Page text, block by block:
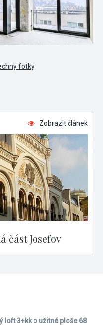
fotky
Zobrazit článek
část Josefov
loft 3+kk o užitné ploše 68